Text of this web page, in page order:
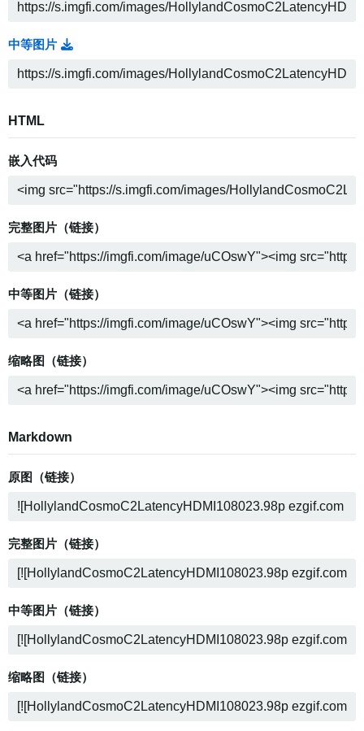
中等图片
HTML
嵌入代码
完整图片（链接）
中等图片（链接）
缩略图（链接）
Markdown
原图（链接）
完整图片（链接）
中等图片（链接）
缩略图（链接）